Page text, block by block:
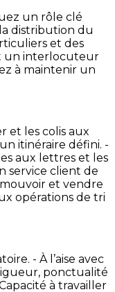
un rôle clé
la distribution du
et des
un interlocuteur
à maintenir un
et les colis aux
un itinéraire défini. -
aux lettres et les
service client de
et vendre
opérations de tri
- À l’aise avec
ponctualité
à travailler